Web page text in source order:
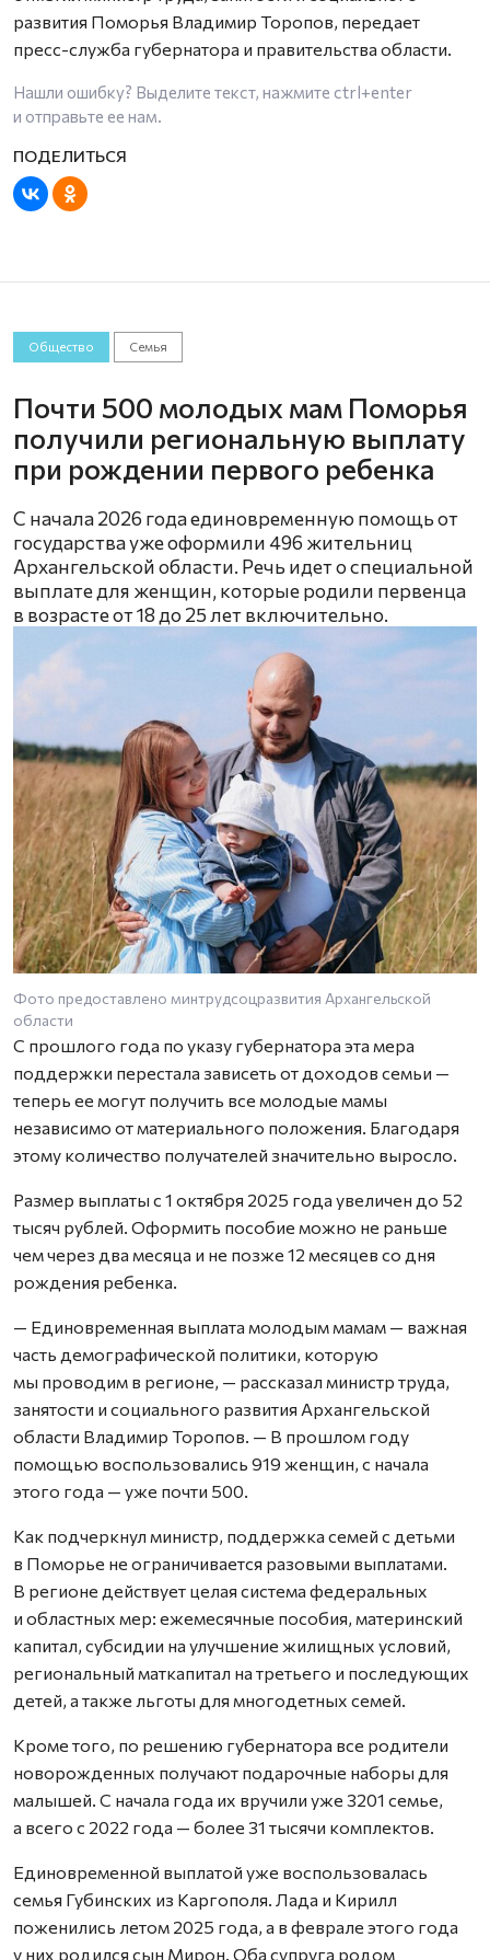
развития Поморья Владимир Торопов, передает
пресс-служба губернатора и правительства области.
Нашли ошибку? Выделите текст, нажмите ctrl+enter
и отправьте ее нам.
Общество Семья
Почти 500 молодых мам Поморья
получили региональную выплату
при рождении первого ребенка
С начала 2026 года единовременную помощь от
государства уже оформили 496 жительниц
Архангельской области. Речь идет о специальной
выплате для женщин, которые родили первенца
в возрасте от 18 до 25 лет включительно.
Фото предоставлено минтрудсоцразвития Архангельской
области
С прошлого года по указу губернатора эта мера
поддержки перестала зависеть от доходов семьи —
теперь ее могут получить все молодые мамы
независимо от материального положения. Благодаря
этому количество получателей значительно выросло.
Размер выплаты с 1 октября 2025 года увеличен до 52
тысяч рублей. Оформить пособие можно не раньше
чем через два месяца и не позже 12 месяцев со дня
рождения ребенка.
— Единовременная выплата молодым мамам — важная
часть демографической политики, которую
мы проводим в регионе, — рассказал министр труда,
занятости и социального развития Архангельской
области Владимир Торопов. — В прошлом году
помощью воспользовались 919 женщин, с начала
этого года — уже почти 500.
Как подчеркнул министр, поддержка семей с детьми
в Поморье не ограничивается разовыми выплатами.
В регионе действует целая система федеральных
и областных мер: ежемесячные пособия, материнский
капитал, субсидии на улучшение жилищных условий,
региональный маткапитал на третьего и последующих
детей, а также льготы для многодетных семей.
Кроме того, по решению губернатора все родители
новорожденных получают подарочные наборы для
малышей. С начала года их вручили уже 3201 семье,
а всего с 2022 года — более 31 тысячи комплектов.
Единовременной выплатой уже воспользовалась
семья Губинских из Каргополя. Лада и Кирилл
поженились летом 2025 года, а в феврале этого года
у них родился сын Мирон. Оба супруга родом